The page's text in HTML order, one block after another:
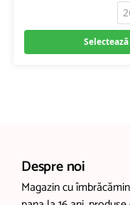
Despre noi
Magazin cu